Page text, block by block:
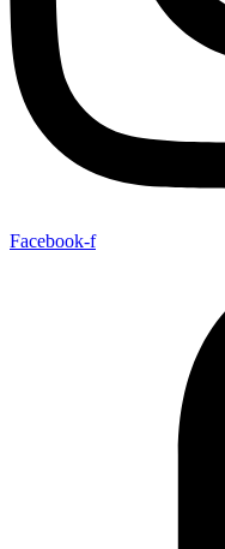
Facebook-f